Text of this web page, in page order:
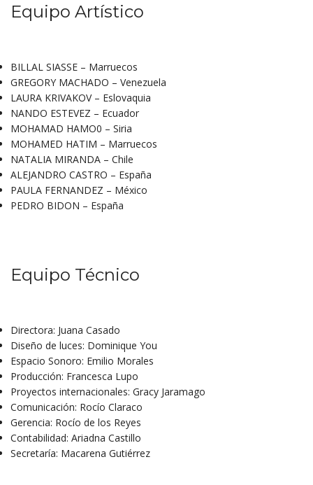
Equipo Artístico
BILLAL SIASSE – Marruecos
GREGORY MACHADO – Venezuela
LAURA KRIVAKOV – Eslovaquia
NANDO ESTEVEZ – Ecuador
MOHAMAD HAMO0 – Siria
MOHAMED HATIM – Marruecos
NATALIA MIRANDA – Chile
ALEJANDRO CASTRO – España
PAULA FERNANDEZ – México
PEDRO BIDON – España
Equipo Técnico
Directora: Juana Casado
Diseño de luces: Dominique You
Espacio Sonoro: Emilio Morales
Producción: Francesca Lupo
Proyectos internacionales: Gracy Jaramago
Comunicación: Rocío Claraco
Gerencia: Rocío de los Reyes
Contabilidad: Ariadna Castillo
Secretaría: Macarena Gutiérrez